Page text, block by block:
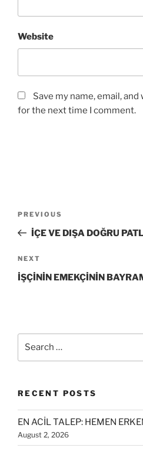
Website
Save my name, email,
for the next time I comment.
navigation
Previous
Post
PREVIOUS
İÇE VE DIŞA DOĞRU
Next
Post
NEXT
İŞÇİNİN EMEKÇİNİN
RECENT POSTS
EN ACİL TALEP: HEMEN
August 2, 2026